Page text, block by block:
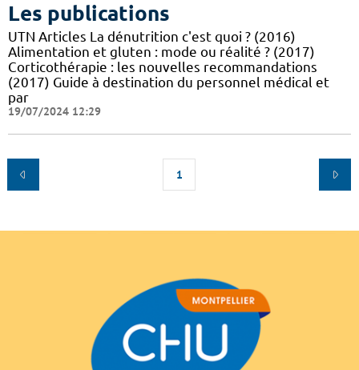
Les publications
UTN Articles La dénutrition c'est quoi ? (2016)
Alimentation et gluten : mode ou réalité ? (2017)
Corticothérapie : les nouvelles recommandations
(2017) Guide à destination du personnel médical et
par
19/07/2024 12:29
1